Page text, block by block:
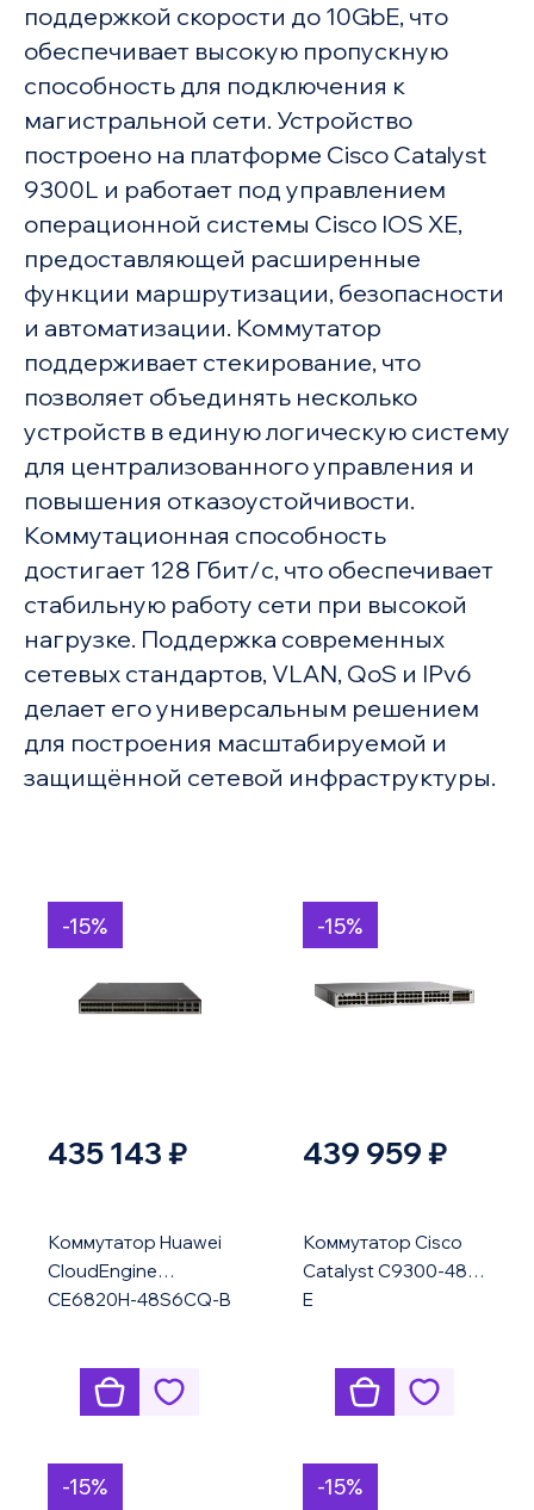
поддержкой скорости до 10GbE, что
обеспечивает высокую пропускную
способность для подключения к
магистральной сети. Устройство
построено на платформе Cisco Catalyst
9300L и работает под управлением
операционной системы Cisco IOS XE,
предоставляющей расширенные
функции маршрутизации, безопасности
и автоматизации. Коммутатор
поддерживает стекирование, что
позволяет объединять несколько
устройств в единую логическую систему
для централизованного управления и
повышения отказоустойчивости.
Коммутационная способность
достигает 128 Гбит/с, что обеспечивает
стабильную работу сети при высокой
нагрузке. Поддержка современных
сетевых стандартов, VLAN, QoS и IPv6
делает его универсальным решением
для построения масштабируемой и
защищённой сетевой инфраструктуры.
-15%
435 143 ₽
Коммутатор Huawei
CloudEngine
CE6820H-48S6CQ-B
-15%
439 959 ₽
Коммутатор Cisco
Catalyst C9300-48T-
E
-15% -15%